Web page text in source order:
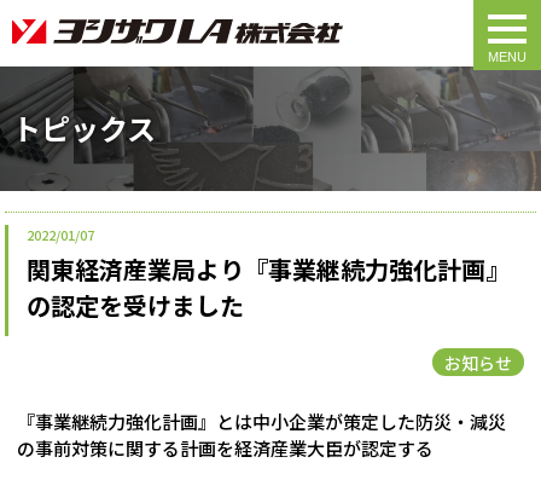
トピックス
2022/01/07
関東経済産業局より『事業継続力強化計画』
の認定を受けました
お知らせ
『事業継続力強化計画』とは中小企業が策定した防災・減災
の事前対策に関する計画を経済産業大臣が認定する